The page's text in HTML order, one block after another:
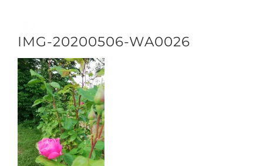
contenuIMG-20200506-WA0026